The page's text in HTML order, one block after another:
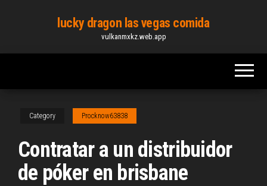
content
lucky dragon las vegas comida
vulkanmxkz.web.app
Category Procknow63838
Contratar a un distribuidor
de póker en brisbane